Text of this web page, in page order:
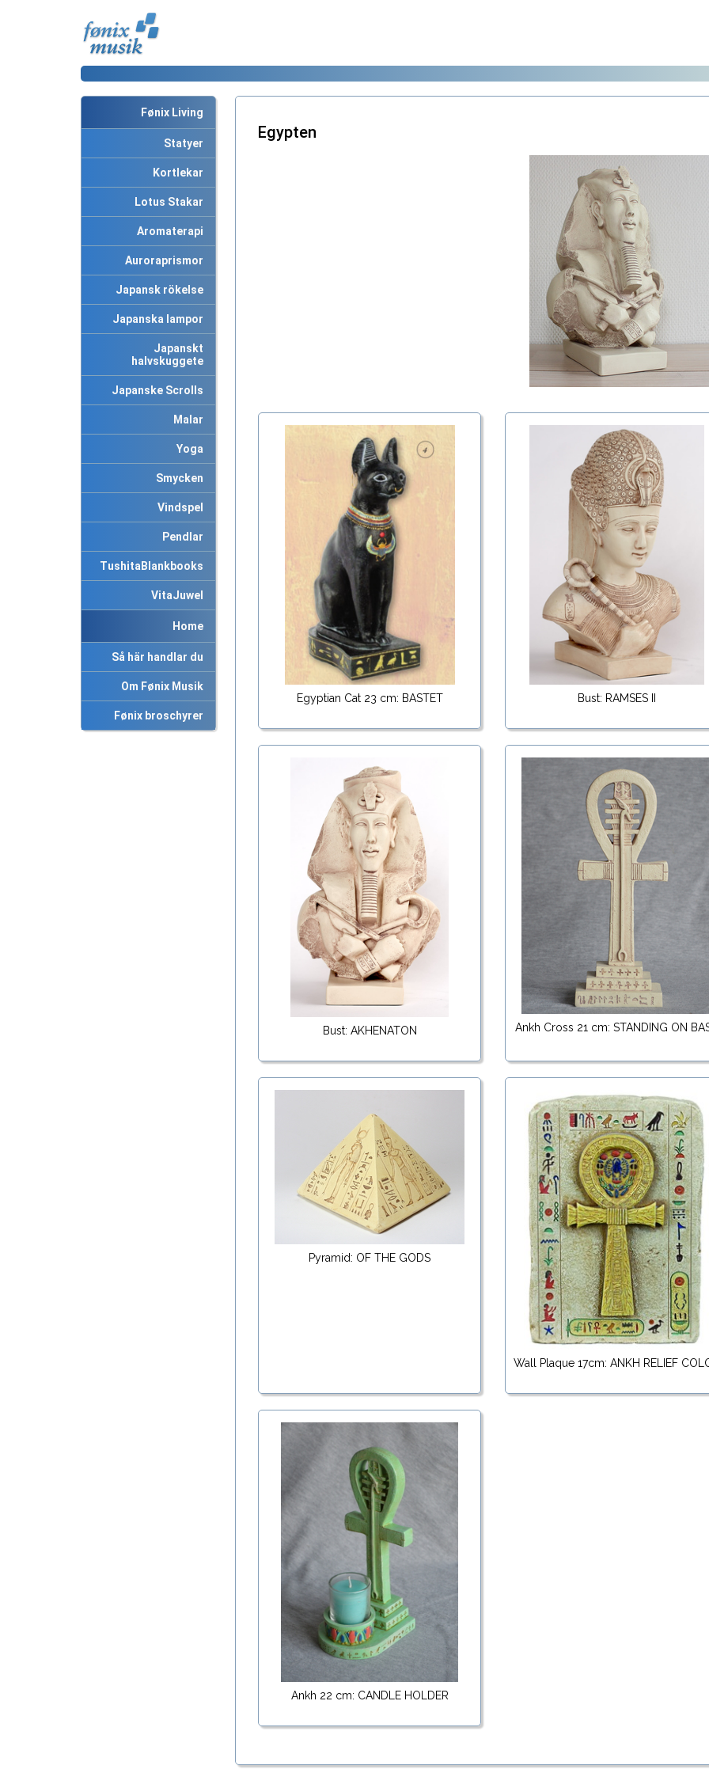
Fønix Living
Statyer
Kortlekar
Lotus Stakar
Aromaterapi
Auroraprismor
Japansk rökelse
Japanska lampor
Japanskt
halvskuggete
Japanske Scrolls
Malar
Yoga
Smycken
Vindspel
Pendlar
TushitaBlankbooks
VitaJuwel
Home
Så här handlar du
Om Fønix Musik
Fønix broschyrer
Egypten
Egyptian Cat 23 cm: BASTET Bust: RAMSES II
Bust: AKHENATON Ankh Cross 21 cm: STANDING ON
Pyramid: OF THE GODS
Wall Plaque 17cm: ANKH RELIEF
Ankh 22 cm: CANDLE HOLDER